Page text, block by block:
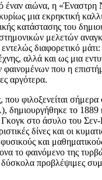
έναν αιώνα, η «Έναστρη
μια εκρηκτική
κατάστασης του
μελετών
διαφορετικό
αλλά και ως μια
φαινομένων που η
αργότερα.
που φιλοξενείται
το 1889
στο άσυλο του Σεν-
δίνες και οι
και
το φαινόμενο της
δύσκολα προβλέψιμες